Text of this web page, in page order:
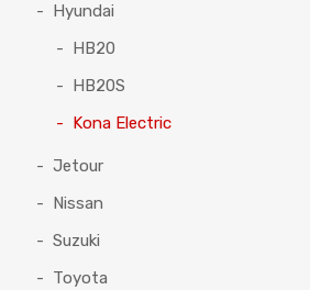
Hyundai
HB20
HB20S
Kona Electric
Jetour
Nissan
Suzuki
Toyota